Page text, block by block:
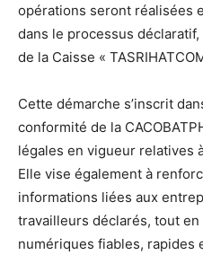
opérations seront réalisées
dans le processus
de la Caisse «
Cette démarche s’inscrit
conformité de la
légales en vigueur relatives
Elle vise également à
informations liées aux
travailleurs déclarés, tout
numériques fiables, rapides